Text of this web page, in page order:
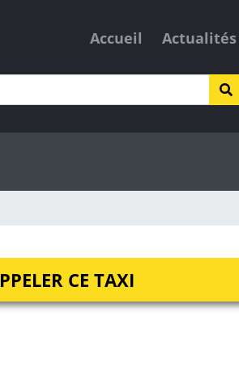
Accueil Actualités
CE TAXI